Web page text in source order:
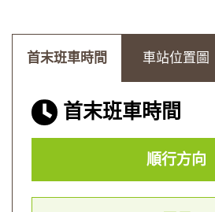
首末班車時間 車站位置圖
首末班車時間
順行方向